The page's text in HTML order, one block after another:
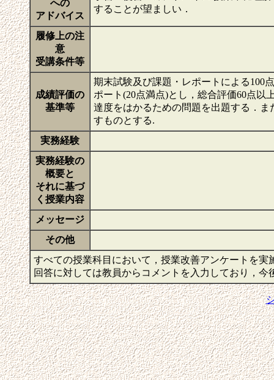
への
アドバイス
することが望ましい．
履修上の注
意
受講条件等
成績評価の
基準等
期末試験及び課題・レポートによる100
ポート(20点満点)とし，総合評価60点以
達度をはかるための問題を出題する．
すものとする.
実務経験
実務経験の
概要と
それに基づ
く授業内容
メッセージ
その他
すべての授業科目において，授業改善アンケートを
回答に対しては教員からコメントを入力しており，